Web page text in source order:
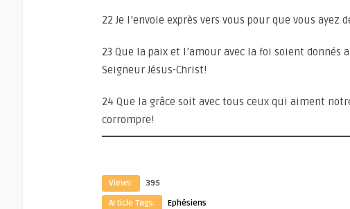
22 Je l’envoie exprès vers vous pour que vous
23 Que la paix et l’amour avec la foi soient
Seigneur Jésus-Christ!
24 Que la grâce soit avec tous ceux qui aiment
corrompre!
Views:
395
Article Tags:
Ephésiens